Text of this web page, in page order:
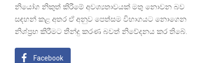
නියෝග නිකුත් කිරීමේ අවශ්‍යතාවයක් මතු නොවන බව
සඳහන් කළ අතර ඒ අනුව පෙත්සම විභාගයට නොගෙන
නිශ්ප්‍රභ කිරීමට තීන්දු කරණ බවත් නිවේදනය කර තිබේ.
Facebook